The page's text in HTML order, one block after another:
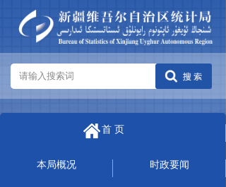
首 页
本局概况 时政要闻